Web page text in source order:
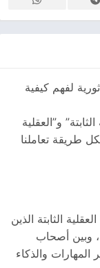
لفهم كيفية
و”العقلية
طريقة تعاملنا
الثابتة الذين
وبين أصحاب
المهارات والذكاء